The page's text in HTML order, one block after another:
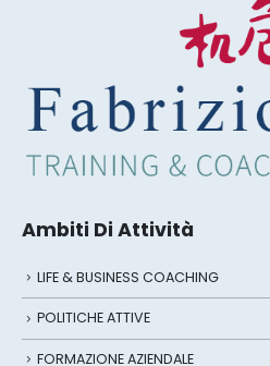
Ambiti Di Attività
LIFE & BUSINESS COACHING
POLITICHE ATTIVE
FORMAZIONE AZIENDALE